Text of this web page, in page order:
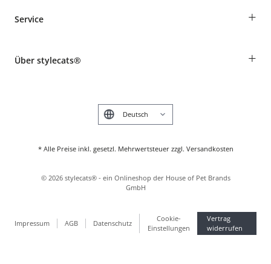
Informationen zur Lieferung
Produkte reklamieren und zurücksenden
Service +
Tierkrankenversicherung
Über stylecats® +
* Alle Preise inkl. gesetzl. Mehrwertsteuer zzgl. Versandkosten
English
Impressum AGB Datenschutz
Cookie-
Einstellungen
Vertrag
widerrufen
© 2026 stylecats® - ein Onlineshop der House of Pet Brands
GmbH